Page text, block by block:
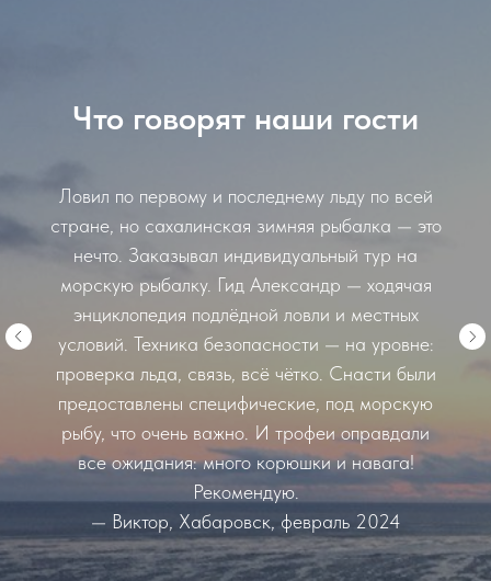
Что говорят наши гости
Ловил по первому и последнему льду по всей
стране, но сахалинская зимняя рыбалка — это
нечто. Заказывал индивидуальный тур на
морскую рыбалку. Гид Александр — ходячая
энциклопедия подлёдной ловли и местных
условий. Техника безопасности — на уровне:
проверка льда, связь, всё чётко. Снасти были
предоставлены специфические, под морскую
рыбу, что очень важно. И трофеи оправдали
все ожидания: много корюшки и навага!
Рекомендую.
— Виктор, Хабаровск, февраль 2024